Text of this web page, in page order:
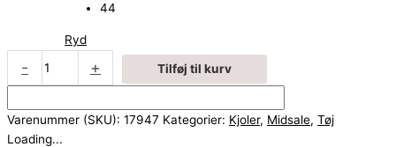
44
Ryd
- + Tilføj til kurv
Varenummer (SKU): 17947 Kategorier: Kjoler, Midsale, Tøj
Loading...